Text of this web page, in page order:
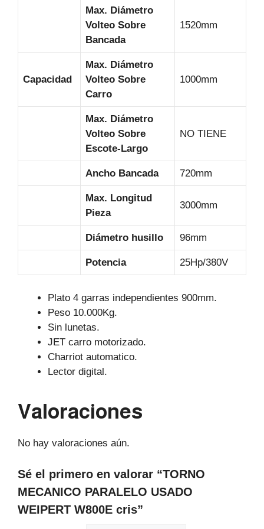
Max. Diámetro
Volteo Sobre
Bancada
1520mm
Capacidad
Max. Diámetro
Volteo Sobre
Carro
1000mm
Max. Diámetro
Volteo Sobre
Escote-Largo
NO TIENE
Ancho Bancada 720mm
Max. Longitud
Pieza
3000mm
Diámetro husillo 96mm
Potencia 25Hp/380V
Plato 4 garras independientes 900mm.
Peso 10.000Kg.
Sin lunetas.
JET carro motorizado.
Charriot automatico.
Lector digital.
Valoraciones
No hay valoraciones aún.
Sé el primero en valorar “TORNO
MECANICO PARALELO USADO
WEIPERT W800E cris”